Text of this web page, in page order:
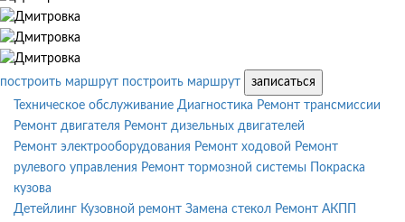
построить маршрут построить маршрут
записаться
Техническое обслуживание Диагностика Ремонт трансмиссии
Ремонт двигателя Ремонт дизельных двигателей
Ремонт электрооборудования Ремонт ходовой Ремонт
рулевого управления Ремонт тормозной системы
Покраска
кузова
Детейлинг Кузовной ремонт Замена стекол Ремонт АКПП